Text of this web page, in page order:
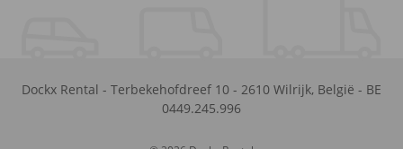
Dockx Rental - Terbekehofdreef 10 - 2610 Wilrijk, België - BE
0449.245.996